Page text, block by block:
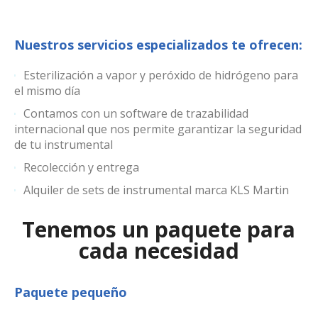
Nuestros servicios especializados te ofrecen:
Esterilización a vapor y peróxido de hidrógeno para
el mismo día
Contamos con un software de trazabilidad
internacional que nos permite garantizar la seguridad
de tu instrumental
Recolección y entrega
Alquiler de sets de instrumental marca KLS Martin
Tenemos un paquete para
cada necesidad
Paquete pequeño